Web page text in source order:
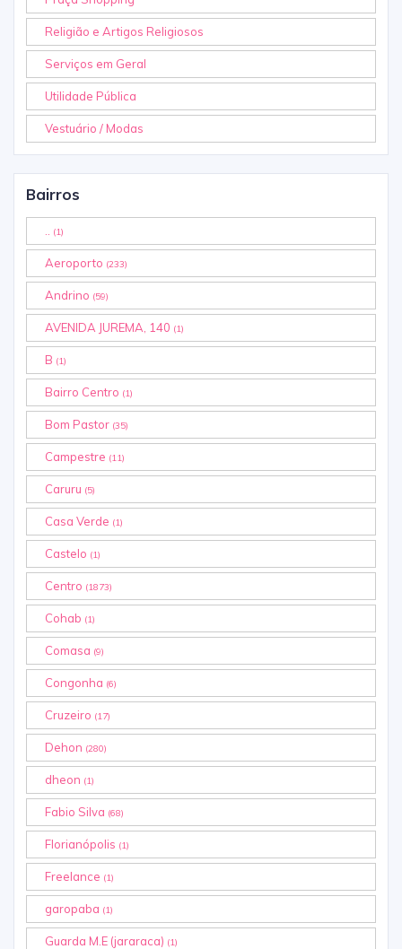
Religião e Artigos Religiosos
Serviços em Geral
Utilidade Pública
Vestuário / Modas
Bairros
(1)
Aeroporto (233)
Andrino (59)
AVENIDA JUREMA, 140 (1)
B (1)
Bairro Centro (1)
Bom Pastor (35)
Campestre (11)
Caruru (5)
Casa Verde (1)
Castelo (1)
Centro (1873)
Cohab (1)
Comasa (9)
Congonha (6)
Cruzeiro (17)
Dehon (280)
dheon (1)
Fabio Silva (68)
Florianópolis (1)
Freelance (1)
garopaba (1)
Guarda M.E (jararaca) (1)